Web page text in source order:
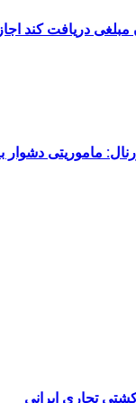
دریافت کند
ماموریتی
تجاری ایرانی